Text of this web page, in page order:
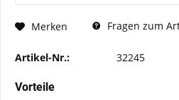
Merken Fragen zum
Artikel-Nr.: 32245
Vorteile